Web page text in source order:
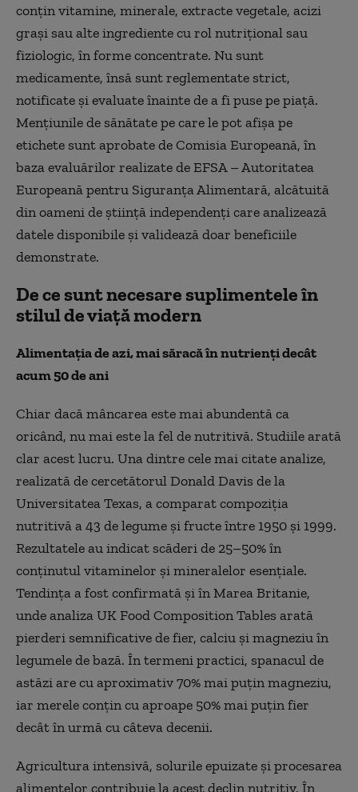
conțin vitamine, minerale, extracte vegetale, acizi
grași sau alte ingrediente cu rol nutrițional sau
fiziologic, în forme concentrate. Nu sunt
medicamente, însă sunt reglementate strict,
notificate și evaluate înainte de a fi puse pe piață.
Mențiunile de sănătate pe care le pot afișa pe
etichete sunt aprobate de Comisia Europeană, în
baza evaluărilor realizate de EFSA – Autoritatea
Europeană pentru Siguranța Alimentară, alcătuită
din oameni de știință independenți care analizează
datele disponibile și validează doar beneficiile
demonstrate.
De ce sunt necesare suplimentele în
stilul de viață modern
Alimentația de azi, mai săracă în nutrienți decât
acum 50 de ani
Chiar dacă mâncarea este mai abundentă ca
oricând, nu mai este la fel de nutritivă. Studiile arată
clar acest lucru. Una dintre cele mai citate analize,
realizată de cercetătorul Donald Davis de la
Universitatea Texas, a comparat compoziția
nutritivă a 43 de legume și fructe între 1950 și 1999.
Rezultatele au indicat scăderi de 25–50% în
conținutul vitaminelor și mineralelor esențiale.
Tendința a fost confirmată și în Marea Britanie,
unde analiza UK Food Composition Tables arată
pierderi semnificative de fier, calciu și magneziu în
legumele de bază. În termeni practici, spanacul de
astăzi are cu aproximativ 70% mai puțin magneziu,
iar merele conțin cu aproape 50% mai puțin fier
decât în urmă cu câteva decenii.
Agricultura intensivă, solurile epuizate și procesarea
alimentelor contribuie la acest declin nutritiv. În